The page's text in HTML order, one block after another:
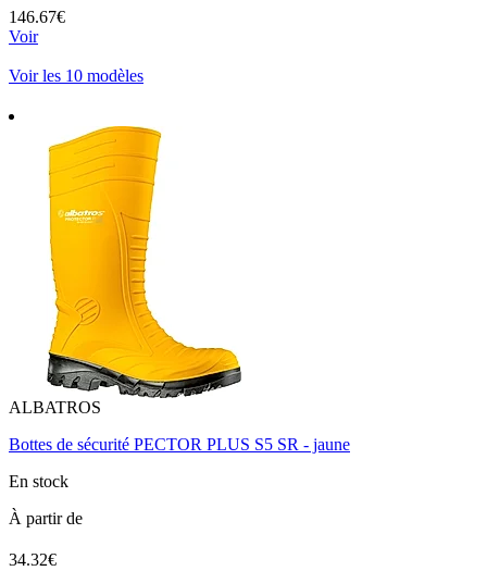
146.67€
Voir
Voir les 10 modèles
ALBATROS
Bottes de sécurité PECTOR PLUS S5 SR - jaune
En stock
À partir de
34.32€